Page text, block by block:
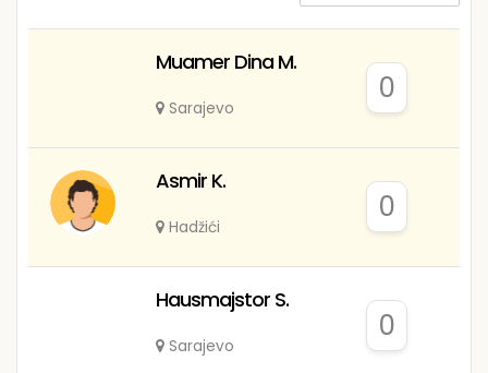
Muamer Dina M.
Sarajevo
0
Asmir K.
Hadžići
0
Hausmajstor S.
Sarajevo
0